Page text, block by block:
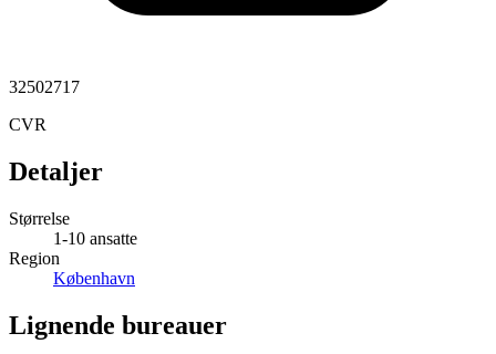
32502717
CVR
Detaljer
Størrelse
1-10 ansatte
Region
København
Lignende bureauer